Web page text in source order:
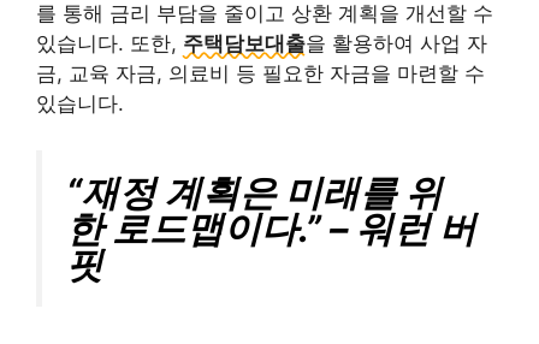
를 통해 금리 부담을 줄이고 상환 계획을 개선할 수
있습니다. 또한, 주택담보대출을 활용하여 사업 자
금, 교육 자금, 의료비 등 필요한 자금을 마련할 수
있습니다.
“재정 계획은 미래를 위
한 로드맵이다.” – 워런 버
핏